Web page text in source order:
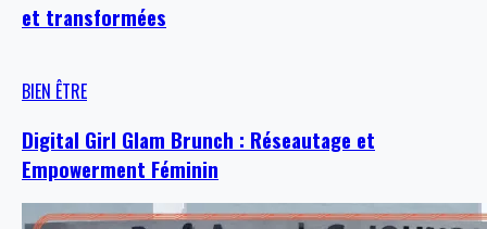
et transformées
BIEN ÊTRE
Digital Girl Glam Brunch : Réseautage et
Empowerment Féminin